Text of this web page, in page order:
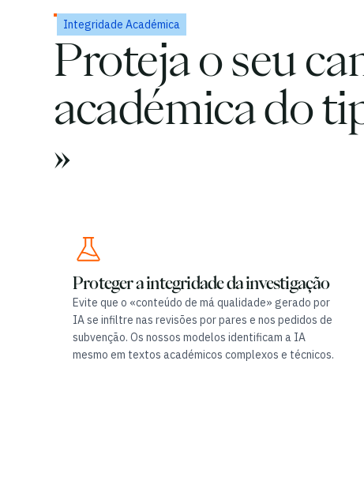
Integridade Académica
Proteja o seu
académica do
»
Proteger a integridade da investigação
Evite que o «conteúdo de má qualidade» gerado por
IA se infiltre nas revisões por pares e nos pedidos de
subvenção. Os nossos modelos identificam a IA
mesmo em textos académicos complexos e técnicos.